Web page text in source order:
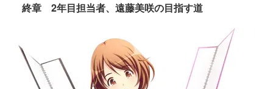
終章 2年目担当者、遠藤美咲の目指す道